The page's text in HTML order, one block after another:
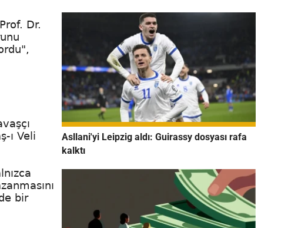
Dr.
ı Veli
bir
Asllani'yi Leipzig aldı: Guirassy dosyası rafa
kalktı